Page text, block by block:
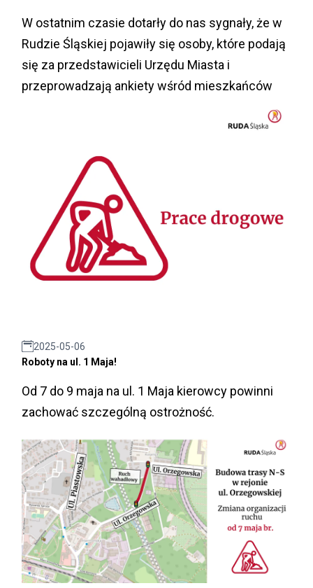
W ostatnim czasie dotarły do nas sygnały, że w
Rudzie Śląskiej pojawiły się osoby, które podają
się za przedstawicieli Urzędu Miasta i
przeprowadzają ankiety wśród mieszkańców
2025-05-06
Roboty na ul. 1 Maja!
Od 7 do 9 maja na ul. 1 Maja kierowcy powinni
zachować szczególną ostrożność.